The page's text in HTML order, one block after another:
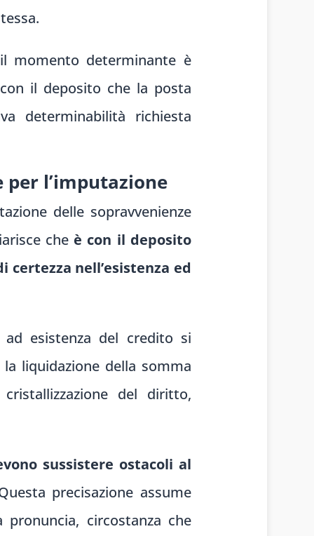
momento determinante è
il deposito che la posta
determinabilità richiesta
l’imputazione
delle sopravvenienze
che è con il deposito
nell’esistenza ed
esistenza del credito si
liquidazione della somma
del diritto,
sussistere ostacoli al
precisazione assume
pronuncia, circostanza che